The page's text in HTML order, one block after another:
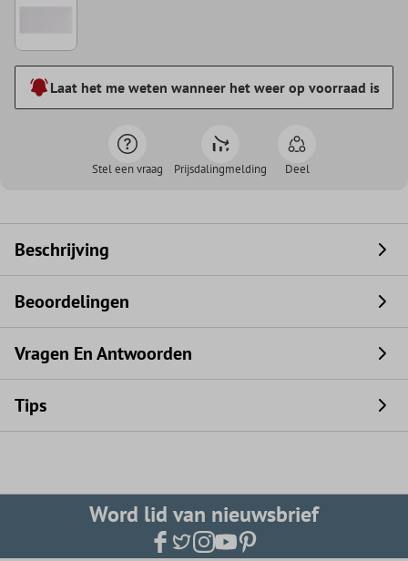
Laat het me weten wanneer het weer op voorraad is
Stel een vraag Prijsdalingmelding Deel
Beschrijving
Beoordelingen
Vragen En Antwoorden
Tips
Word lid van nieuwsbrief